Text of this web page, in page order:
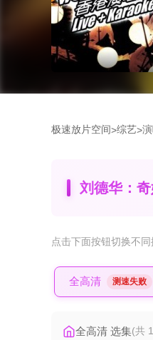
极速放片空间>综艺>
刘德华：
点击下面按钮切换不
全高清 测速失败
全高清 选集(共